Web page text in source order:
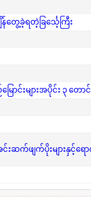
ေ့ခဲ့ရတဲ့ခြင်္သေ့ကြီး
င်းများအပိုင်း ၃ တော
က်ဖျက်ပိုးများနှင့်ရော